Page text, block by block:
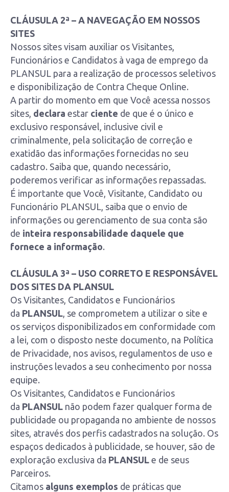
CLÁUSULA 2ª – A NAVEGAÇÃO EM NOSSOS
SITES
Nossos sites visam auxiliar os Visitantes,
Funcionários e Candidatos à vaga de emprego da
PLANSUL para a realização de processos seletivos
e disponibilização de Contra Cheque Online.
A partir do momento em que Você acessa nossos
sites, declara estar ciente de que é o único e
exclusivo responsável, inclusive civil e
criminalmente, pela solicitação de correção e
exatidão das informações fornecidas no seu
cadastro. Saiba que, quando necessário,
poderemos verificar as informações repassadas.
É importante que Você, Visitante, Candidato ou
Funcionário PLANSUL, saiba que o envio de
informações ou gerenciamento de sua conta são
de inteira responsabilidade daquele que
fornece a informação.
CLÁUSULA 3ª – USO CORRETO E RESPONSÁVEL
DOS SITES DA PLANSUL
Os Visitantes, Candidatos e Funcionários
da PLANSUL , se comprometem a utilizar o site e
os serviços disponibilizados em conformidade com
a lei, com o disposto neste documento, na Política
de Privacidade, nos avisos, regulamentos de uso e
instruções levados a seu conhecimento por nossa
equipe.
Os Visitantes, Candidatos e Funcionários
da PLANSUL não podem fazer qualquer forma de
publicidade ou propaganda no ambiente de nossos
sites, através dos perfis cadastrados na solução. Os
espaços dedicados à publicidade, se houver, são de
exploração exclusiva da PLANSUL e de seus
Parceiros.
Citamos alguns exemplos de práticas que